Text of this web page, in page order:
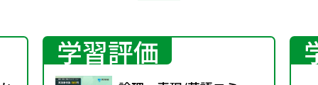
学習評価